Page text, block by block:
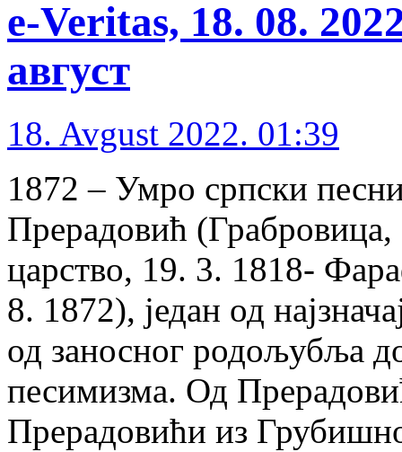
e-Veritas, 18. 08.
август
18. Avgust 2022. 01:39
1872 – Умро српски
Прерадовић
царство, 19. 3. 1818-
8. 1872), један од
од заносног родољубља
песимизма. Од
Прерадовићи из